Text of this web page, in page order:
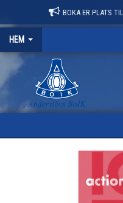
BOKA ER PLATS
HEM